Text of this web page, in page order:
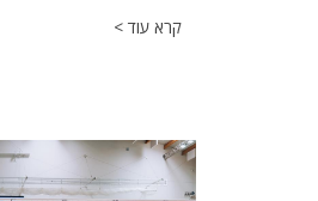
קרא עוד >